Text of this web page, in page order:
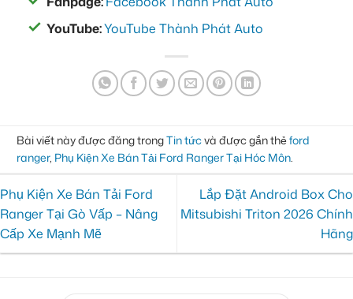
YouTube:YouTube Thành Phát Auto
Bài viết này được đăng trongTin tứcvà được gắn thẻford
ranger, Phụ Kiện Xe Bán Tải Ford Ranger Tại Hóc Môn.
Phụ Kiện Xe Bán Tải Ford
Ranger Tại Gò Vấp – Nâng
Cấp Xe Mạnh Mẽ
Lắp Đặt Android Box Cho
Mitsubishi Triton 2026 Chính
Hãng